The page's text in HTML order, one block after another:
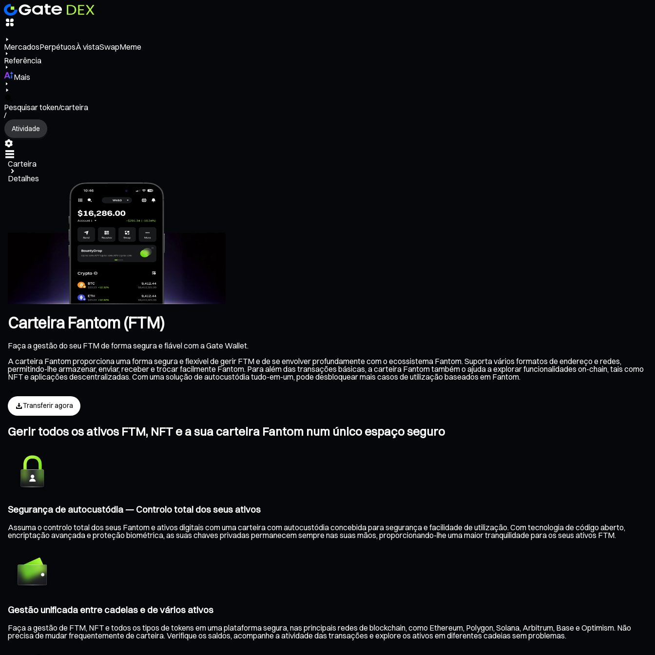
MercadosPerpétuosÀ vistaSwapMeme
Referência
Mais
Pesquisar token/carteira
/
Atividade
Carteira
Detalhes
Carteira Fantom (FTM)
Faça a gestão do seu FTM de forma segura e fiável com a Gate Wallet.
A carteira Fantom proporciona uma forma segura e flexível de gerir FTM e de se envolver profundamente com o ecossistema Fantom. Suporta vários formatos de endereço e redes,
permitindo-lhe armazenar, enviar, receber e trocar facilmente Fantom. Para além das transações básicas, a carteira Fantom também o ajuda a explorar funcionalidades on-chain, tais como
NFT e aplicações descentralizadas. Com uma solução de autocustódia tudo-em-um, pode desbloquear mais casos de utilização baseados em Fantom.
Transferir agora
Gerir todos os ativos FTM, NFT e a sua carteira Fantom num único espaço seguro
Segurança de autocustódia — Controlo total dos seus ativos
Assuma o controlo total dos seus Fantom e ativos digitais com uma carteira com autocustódia concebida para segurança e facilidade de utilização. Com tecnologia de código aberto,
encriptação avançada e proteção biométrica, as suas chaves privadas permanecem sempre nas suas mãos, proporcionando-lhe uma maior tranquilidade para os seus ativos FTM.
Gestão unificada entre cadeias e de vários ativos
Faça a gestão de FTM, NFT e todos os tipos de tokens em uma plataforma segura, nas principais redes de blockchain, como Ethereum, Polygon, Solana, Arbitrum, Base e Optimism. Não
precisa de mudar frequentemente de carteira. Verifique os saldos, acompanhe a atividade das transações e explore os ativos em diferentes cadeias sem problemas.